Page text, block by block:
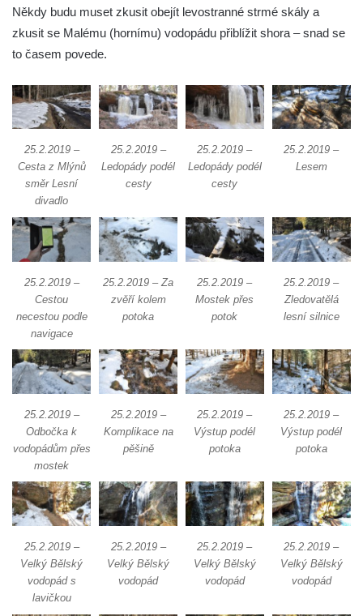
Pekelský vodopád
Vodopády na Kamenném potoce
Mojžířské vodopády
Vodopády na Jedlové (Dolní, Pekelný,
Jedlový)
Vodopády na Červeném potoce
Rousínovský vodopád
Hamerský vodopád
Panský vodopád
Bělské vodopády
Bukový vodopád
Klopotský vodopád
Heřmanický vodopád
Chrastenský vodopád
Vodopád ve Velenicích
Vodopád u Františkova nad Ploučnicí
Míšeňské vodopády
Chřibské vodopády
Vodopád pod Širokým kopcem
Vodopád v údolí Lučního potoka
Někdy budu muset zkusit obejít levostranné strmé skály a
zkusit se Malému (hornímu) vodopádu přiblížit shora – snad se
to časem povede.
25.2.2019 –
Cesta z Mlýnů
směr Lesní
divadlo
25.2.2019 –
Ledopády podél
cesty
25.2.2019 –
Ledopády podél
cesty
25.2.2019 –
Lesem
25.2.2019 –
Cestou
necestou podle
navigace
25.2.2019 – Za
zvěří kolem
potoka
25.2.2019 –
Mostek přes
potok
25.2.2019 –
Zledovatělá
lesní silnice
25.2.2019 –
Odbočka k
vodopádům přes
mostek
25.2.2019 –
Komplikace na
pěšině
25.2.2019 –
Výstup podél
potoka
25.2.2019 –
Výstup podél
potoka
25.2.2019 –
Velký Bělský
vodopád s
lavičkou
25.2.2019 –
Velký Bělský
vodopád
25.2.2019 –
Velký Bělský
vodopád
25.2.2019 –
Velký Bělský
vodopád